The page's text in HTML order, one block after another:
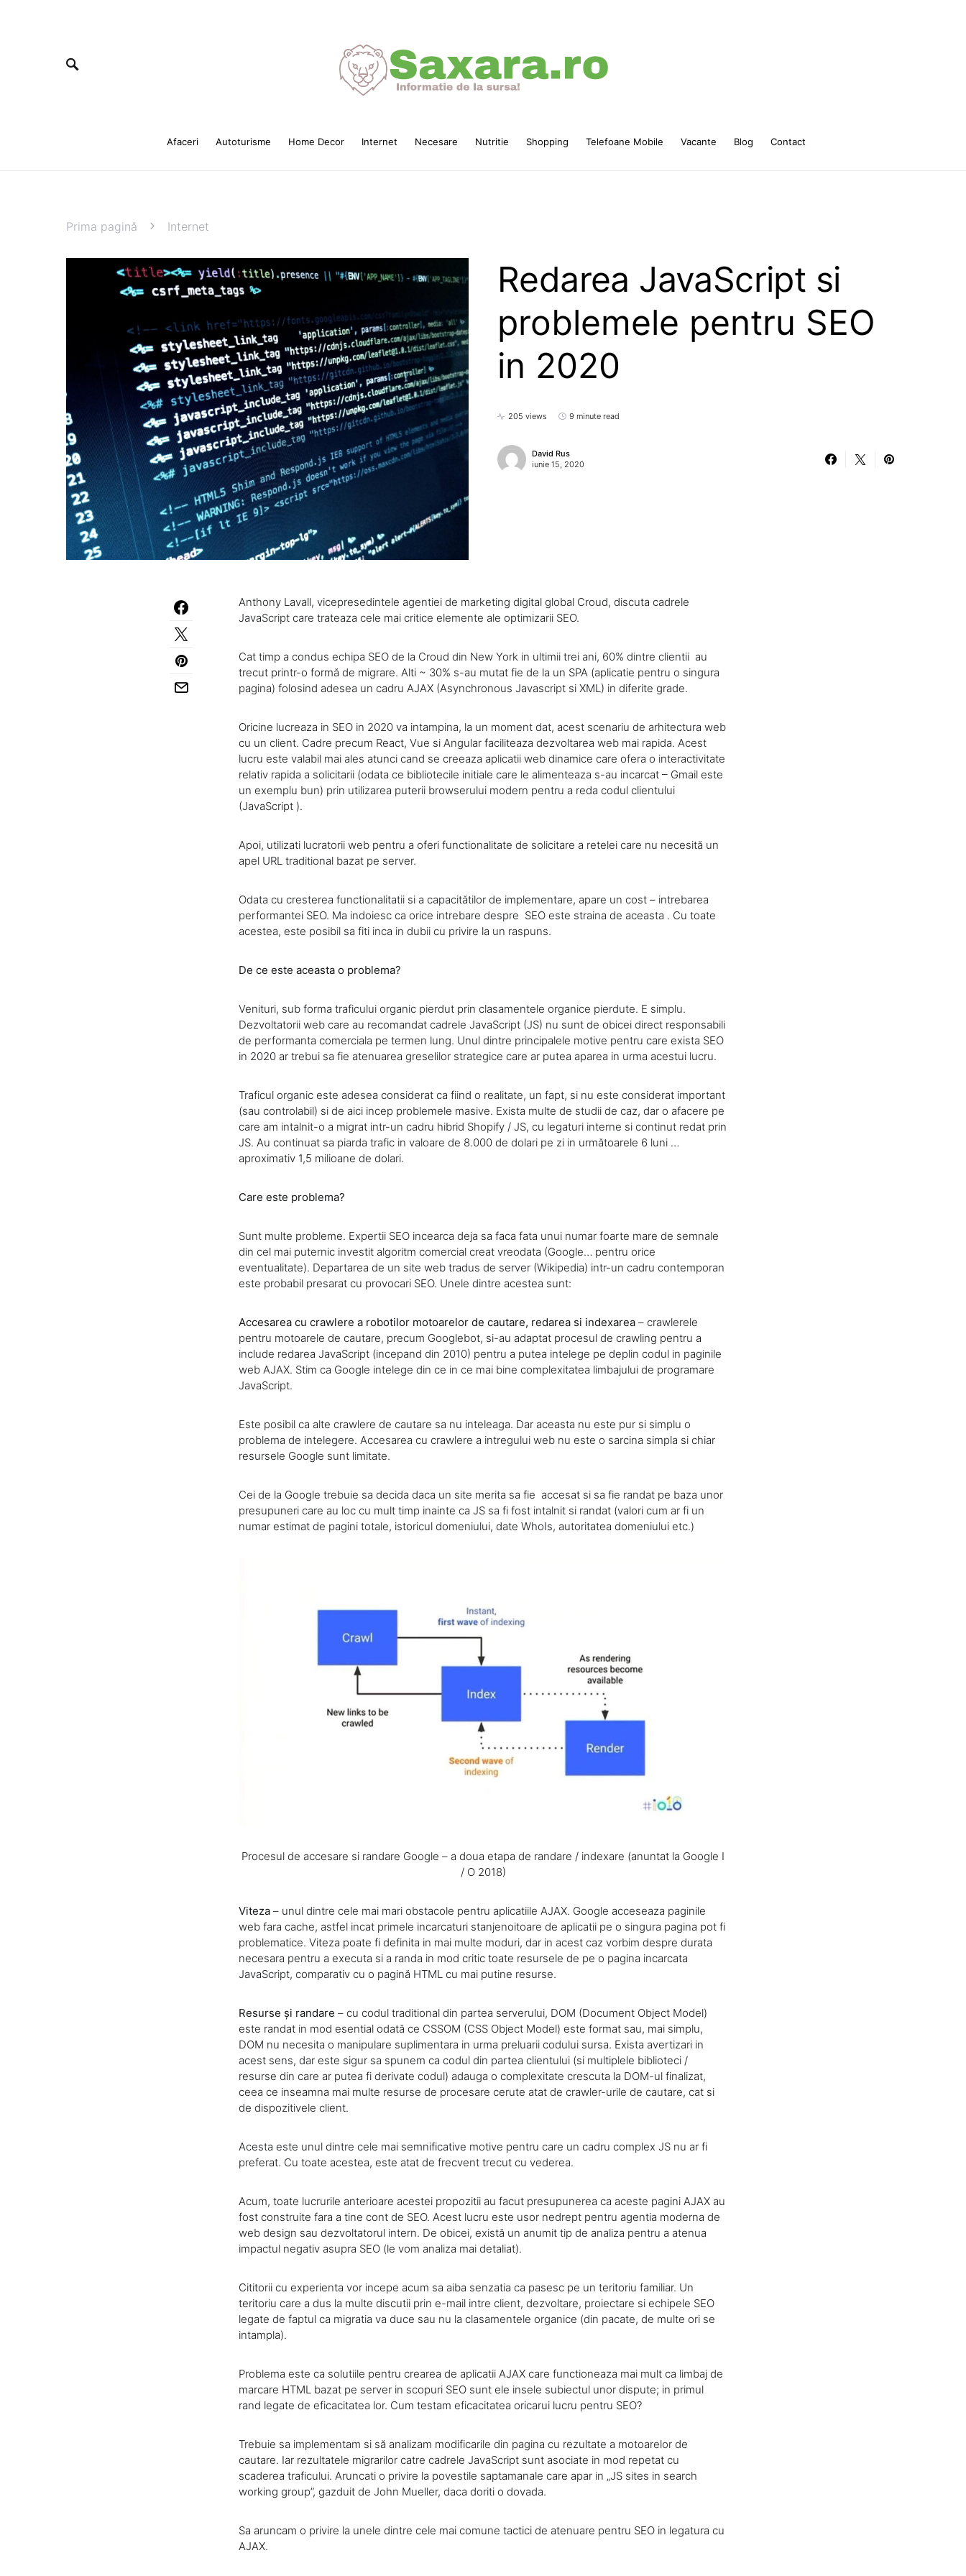
Afaceri Autoturisme Home Decor Internet Necesare Nutritie Shopping Telefoane Mobile Vacante Blog Contact
Prima pagină Internet
Redarea JavaScript si
problemele pentru SEO
in 2020
205 views 9 minute read
David Rus
iunie 15, 2020
Anthony Lavall, vicepresedintele agentiei de marketing digital global Croud, discuta cadrele
JavaScript care trateaza cele mai critice elemente ale optimizarii SEO.
Cat timp a condus echipa SEO de la Croud din New York in ultimii trei ani, 60% dintre clientii au
trecut printr-o formă de migrare. Alti ~ 30% s-au mutat fie de la un SPA (aplicatie pentru o singura
pagina) folosind adesea un cadru AJAX (Asynchronous Javascript si XML) in diferite grade.
Oricine lucreaza in SEO in 2020 va intampina, la un moment dat, acest scenariu de arhitectura web
cu un client. Cadre precum React, Vue si Angular faciliteaza dezvoltarea web mai rapida. Acest
lucru este valabil mai ales atunci cand se creeaza aplicatii web dinamice care ofera o interactivitate
relativ rapida a solicitarii (odata ce bibliotecile initiale care le alimenteaza s-au incarcat – Gmail este
un exemplu bun) prin utilizarea puterii browserului modern pentru a reda codul clientului
(JavaScript ).
Apoi, utilizati lucratorii web pentru a oferi functionalitate de solicitare a retelei care nu necesită un
apel URL traditional bazat pe server.
Odata cu cresterea functionalitatii si a capacitătilor de implementare, apare un cost – intrebarea
performantei SEO. Ma indoiesc ca orice intrebare despre SEO este straina de aceasta . Cu toate
acestea, este posibil sa fiti inca in dubii cu privire la un raspuns.
De ce este aceasta o problema?
Venituri, sub forma traficului organic pierdut prin clasamentele organice pierdute. E simplu.
Dezvoltatorii web care au recomandat cadrele JavaScript (JS) nu sunt de obicei direct responsabili
de performanta comerciala pe termen lung. Unul dintre principalele motive pentru care exista SEO
in 2020 ar trebui sa fie atenuarea greselilor strategice care ar putea aparea in urma acestui lucru.
Traficul organic este adesea considerat ca fiind o realitate, un fapt, si nu este considerat important
(sau controlabil) si de aici incep problemele masive. Exista multe de studii de caz, dar o afacere pe
care am intalnit-o a migrat intr-un cadru hibrid Shopify / JS, cu legaturi interne si continut redat prin
JS. Au continuat sa piarda trafic in valoare de 8.000 de dolari pe zi in următoarele 6 luni …
aproximativ 1,5 milioane de dolari.
Care este problema?
Sunt multe probleme. Expertii SEO incearca deja sa faca fata unui numar foarte mare de semnale
din cel mai puternic investit algoritm comercial creat vreodata (Google… pentru orice
eventualitate). Departarea de un site web tradus de server (Wikipedia) intr-un cadru contemporan
este probabil presarat cu provocari SEO. Unele dintre acestea sunt:
Accesarea cu crawlere a robotilor motoarelor de cautare, redarea si indexarea – crawlerele
pentru motoarele de cautare, precum Googlebot, si-au adaptat procesul de crawling pentru a
include redarea JavaScript (incepand din 2010) pentru a putea intelege pe deplin codul in paginile
web AJAX. Stim ca Google intelege din ce in ce mai bine complexitatea limbajului de programare
JavaScript.
Este posibil ca alte crawlere de cautare sa nu inteleaga. Dar aceasta nu este pur si simplu o
problema de intelegere. Accesarea cu crawlere a intregului web nu este o sarcina simpla si chiar
resursele Google sunt limitate.
Cei de la Google trebuie sa decida daca un site merita sa fie accesat si sa fie randat pe baza unor
presupuneri care au loc cu mult timp inainte ca JS sa fi fost intalnit si randat (valori cum ar fi un
numar estimat de pagini totale, istoricul domeniului, date WhoIs, autoritatea domeniului etc.)
Procesul de accesare si randare Google – a doua etapa de randare / indexare (anuntat la Google I
/ O 2018)
Viteza – unul dintre cele mai mari obstacole pentru aplicatiile AJAX. Google acceseaza paginile
web fara cache, astfel incat primele incarcaturi stanjenoitoare de aplicatii pe o singura pagina pot fi
problematice. Viteza poate fi definita in mai multe moduri, dar in acest caz vorbim despre durata
necesara pentru a executa si a randa in mod critic toate resursele de pe o pagina incarcata
JavaScript, comparativ cu o pagină HTML cu mai putine resurse.
Resurse și randare – cu codul traditional din partea serverului, DOM (Document Object Model)
este randat in mod esential odată ce CSSOM (CSS Object Model) este format sau, mai simplu,
DOM nu necesita o manipulare suplimentara in urma preluarii codului sursa. Exista avertizari in
acest sens, dar este sigur sa spunem ca codul din partea clientului (si multiplele biblioteci /
resurse din care ar putea fi derivate codul) adauga o complexitate crescuta la DOM-ul finalizat,
ceea ce inseamna mai multe resurse de procesare cerute atat de crawler-urile de cautare, cat si
de dispozitivele client.
Acesta este unul dintre cele mai semnificative motive pentru care un cadru complex JS nu ar fi
preferat. Cu toate acestea, este atat de frecvent trecut cu vederea.
Acum, toate lucrurile anterioare acestei propozitii au facut presupunerea ca aceste pagini AJAX au
fost construite fara a tine cont de SEO. Acest lucru este usor nedrept pentru agentia moderna de
web design sau dezvoltatorul intern. De obicei, există un anumit tip de analiza pentru a atenua
impactul negativ asupra SEO (le vom analiza mai detaliat).
Cititorii cu experienta vor incepe acum sa aiba senzatia ca pasesc pe un teritoriu familiar. Un
teritoriu care a dus la multe discutii prin e-mail intre client, dezvoltare, proiectare si echipele SEO
legate de faptul ca migratia va duce sau nu la clasamentele organice (din pacate, de multe ori se
intampla).
Problema este ca solutiile pentru crearea de aplicatii AJAX care functioneaza mai mult ca limbaj de
marcare HTML bazat pe server in scopuri SEO sunt ele insele subiectul unor dispute; in primul
rand legate de eficacitatea lor. Cum testam eficacitatea oricarui lucru pentru SEO?
Trebuie sa implementam si să analizam modificarile din pagina cu rezultate a motoarelor de
cautare. Iar rezultatele migrarilor catre cadrele JavaScript sunt asociate in mod repetat cu
scaderea traficului. Aruncati o privire la povestile saptamanale care apar in „JS sites in search
working group”, gazduit de John Mueller, daca doriti o dovada.
Sa aruncam o privire la unele dintre cele mai comune tactici de atenuare pentru SEO in legatura cu
AJAX.